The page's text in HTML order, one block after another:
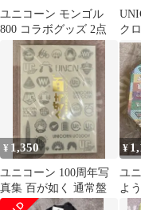
ユニコーン モンゴル
800 コラボグッズ 2点
ク
に
ズ
¥ 1,350
ユニコーン 100周年写
真集 百が如く 通常盤
¥
ユ
よ